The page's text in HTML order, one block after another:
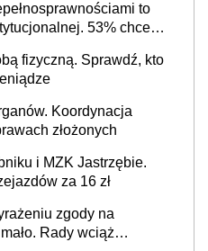
to
53% chce
fizyczną. Sprawdź, kto
Koordynacja
złożonych
i MZK Jastrzębie.
za 16 zł
zgody na
Rady wciąż